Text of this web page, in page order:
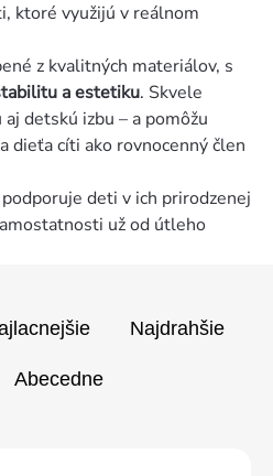
ktoré využijú v reálnom
z kvalitných materiálov, s
a estetiku. Skvele
detskú izbu – a pomôžu
dieťa cíti ako rovnocenný člen
deti v ich prirodzenej
už od útleho
Najdrahšie
Abecedne